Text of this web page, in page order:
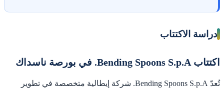
دراسة الاكتتاب
اكتتاب Bending Spoons S.p.A. في بورصة ناسداك
تُعدّ Bending Spoons S.p.A. شركة إيطالية متخصصة في تطوير